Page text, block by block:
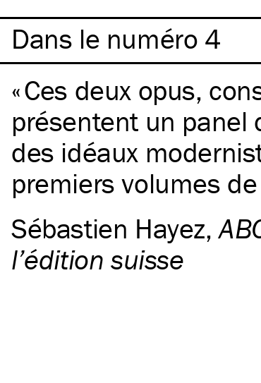
Dans le numéro 4
Ces deux opus,
présentent un panel
des idéaux
premiers volumes
Sébastien Hayez,
l’édition suisse